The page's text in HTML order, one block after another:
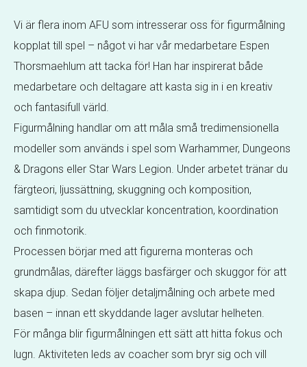
Vi är flera inom AFU som intresserar oss för figurmålning
kopplat till spel – något vi har vår medarbetare Espen
Thorsmaehlum att tacka för! Han har inspirerat både
medarbetare och deltagare att kasta sig in i en kreativ
och fantasifull värld.
Figurmålning handlar om att måla små tredimensionella
modeller som används i spel som Warhammer, Dungeons
& Dragons eller Star Wars Legion. Under arbetet tränar du
färgteori, ljussättning, skuggning och komposition,
samtidigt som du utvecklar koncentration, koordination
och finmotorik.
Processen börjar med att figurerna monteras och
grundmålas, därefter läggs basfärger och skuggor för att
skapa djup. Sedan följer detaljmålning och arbete med
basen – innan ett skyddande lager avslutar helheten.
För många blir figurmålningen ett sätt att hitta fokus och
lugn. Aktiviteten leds av coacher som bryr sig och vill